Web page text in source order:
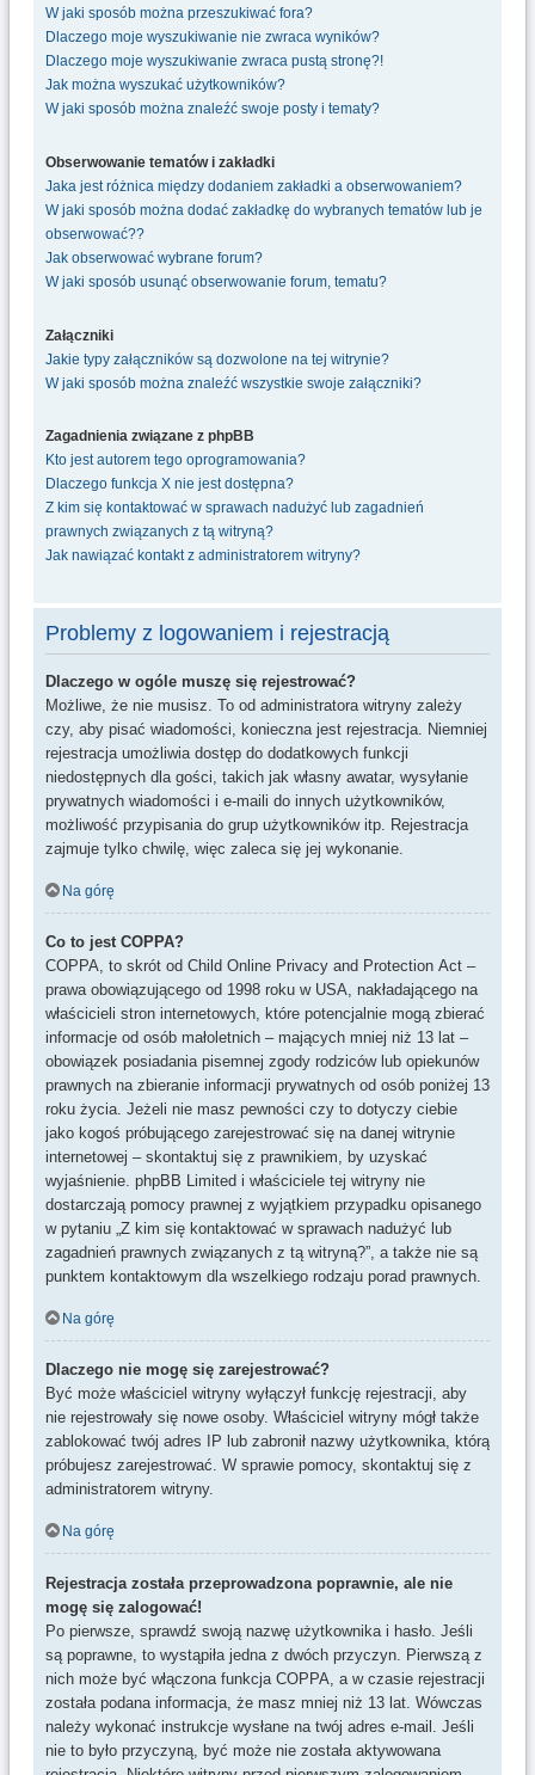
W jaki sposób można przeszukiwać fora?
Dlaczego moje wyszukiwanie nie zwraca wyników?
Dlaczego moje wyszukiwanie zwraca pustą stronę?!
Jak można wyszukać użytkowników?
W jaki sposób można znaleźć swoje posty i tematy?
Obserwowanie tematów i zakładki
Jaka jest różnica między dodaniem zakładki a obserwowaniem?
W jaki sposób można dodać zakładkę do wybranych tematów lub je
obserwować??
Jak obserwować wybrane forum?
W jaki sposób usunąć obserwowanie forum, tematu?
Załączniki
Jakie typy załączników są dozwolone na tej witrynie?
W jaki sposób można znaleźć wszystkie swoje załączniki?
Zagadnienia związane z phpBB
Kto jest autorem tego oprogramowania?
Dlaczego funkcja X nie jest dostępna?
Z kim się kontaktować w sprawach nadużyć lub zagadnień
prawnych związanych z tą witryną?
Jak nawiązać kontakt z administratorem witryny?
Problemy z logowaniem i rejestracją
Dlaczego w ogóle muszę się rejestrować?
Możliwe, że nie musisz. To od administratora witryny zależy
czy, aby pisać wiadomości, konieczna jest rejestracja. Niemniej
rejestracja umożliwia dostęp do dodatkowych funkcji
niedostępnych dla gości, takich jak własny awatar, wysyłanie
prywatnych wiadomości i e-maili do innych użytkowników,
możliwość przypisania do grup użytkowników itp. Rejestracja
zajmuje tylko chwilę, więc zaleca się jej wykonanie.
Na górę
Co to jest COPPA?
COPPA, to skrót od Child Online Privacy and Protection Act –
prawa obowiązującego od 1998 roku w USA, nakładającego na
właścicieli stron internetowych, które potencjalnie mogą zbierać
informacje od osób małoletnich – mających mniej niż 13 lat –
obowiązek posiadania pisemnej zgody rodziców lub opiekunów
prawnych na zbieranie informacji prywatnych od osób poniżej 13
roku życia. Jeżeli nie masz pewności czy to dotyczy ciebie
jako kogoś próbującego zarejestrować się na danej witrynie
internetowej – skontaktuj się z prawnikiem, by uzyskać
wyjaśnienie. phpBB Limited i właściciele tej witryny nie
dostarczają pomocy prawnej z wyjątkiem przypadku opisanego
w pytaniu „Z kim się kontaktować w sprawach nadużyć lub
zagadnień prawnych związanych z tą witryną?”, a także nie są
punktem kontaktowym dla wszelkiego rodzaju porad prawnych.
Na górę
Dlaczego nie mogę się zarejestrować?
Być może właściciel witryny wyłączył funkcję rejestracji, aby
nie rejestrowały się nowe osoby. Właściciel witryny mógł także
zablokować twój adres IP lub zabronił nazwy użytkownika, którą
próbujesz zarejestrować. W sprawie pomocy, skontaktuj się z
administratorem witryny.
Na górę
Rejestracja została przeprowadzona poprawnie, ale nie
mogę się zalogować!
Po pierwsze, sprawdź swoją nazwę użytkownika i hasło. Jeśli
są poprawne, to wystąpiła jedna z dwóch przyczyn. Pierwszą z
nich może być włączona funkcja COPPA, a w czasie rejestracji
została podana informacja, że masz mniej niż 13 lat. Wówczas
należy wykonać instrukcje wysłane na twój adres e-mail. Jeśli
nie to było przyczyną, być może nie została aktywowana